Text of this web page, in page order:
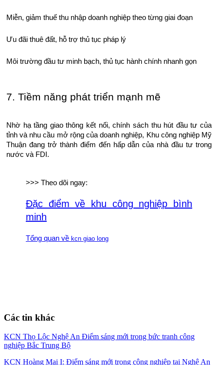
Miễn, giảm thuế thu nhập doanh nghiệp theo từng giai đoạn
Ưu đãi thuê đất, hỗ trợ thủ tục pháp lý
Môi trường đầu tư minh bạch, thủ tục hành chính nhanh gọn
7. Tiềm năng phát triển mạnh mẽ
Nhờ hạ tầng giao thông kết nối, chính sách thu hút đầu tư của
tỉnh và nhu cầu mở rộng của doanh nghiệp, Khu công nghiệp Mỹ
Thuận đang trở thành điểm đến hấp dẫn của nhà đầu tư trong
nước và FDI.
>>> Theo dõi ngay:
Đặc điểm về khu công nghiệp bình
minh
Tổng quan về kcn giao long
Các tin khác
KCN Thọ Lộc Nghệ An Điểm sáng mới trong bức tranh công
nghiệp Bắc Trung Bộ
KCN Hoàng Mai I: Điểm sáng mới trong công nghiệp tại Nghệ An